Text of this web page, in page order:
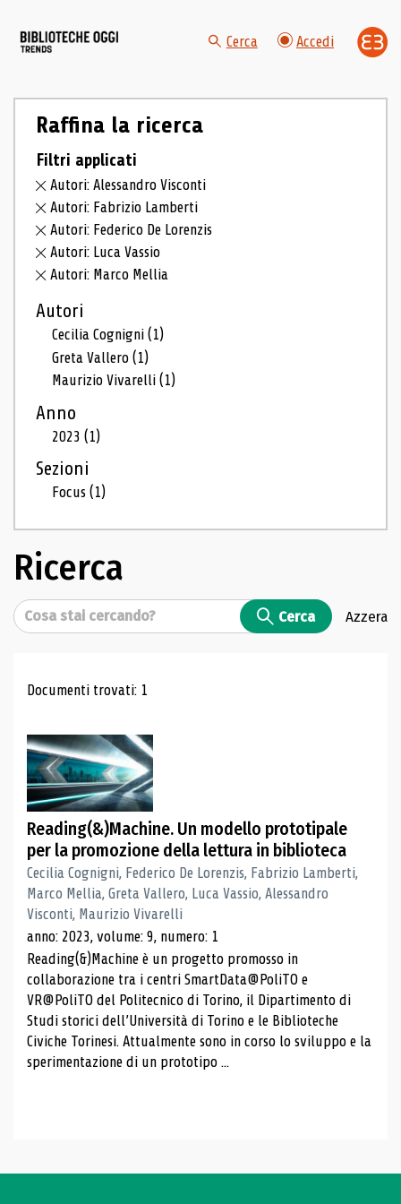
Cerca Accedi
Raffina la ricerca
Filtri applicati
Autori: Alessandro Visconti
Autori: Fabrizio Lamberti
Autori: Federico De Lorenzis
Autori: Luca Vassio
Autori: Marco Mellia
Autori
Cecilia Cognigni(1)
Greta Vallero(1)
Maurizio Vivarelli(1)
Anno
2023(1)
Sezioni
Focus(1)
Ricerca
Cerca Cerca Azzera
Risultati di ricerca
Documenti trovati: 1
Reading(&)Machine. Un modello prototipale
per la promozione della lettura in biblioteca
Cecilia Cognigni, Federico De Lorenzis, Fabrizio Lamberti,
Marco Mellia, Greta Vallero, Luca Vassio, Alessandro
Visconti, Maurizio Vivarelli
anno: 2023, volume: 9, numero: 1
Reading(&)Machine è un progetto promosso in
collaborazione tra i centri SmartData@PoliTO e
VR@PoliTO del Politecnico di Torino, il Dipartimento di
Studi storici dell’Università di Torino e le Biblioteche
Civiche Torinesi. Attualmente sono in corso lo sviluppo e la
sperimentazione di un prototipo ...